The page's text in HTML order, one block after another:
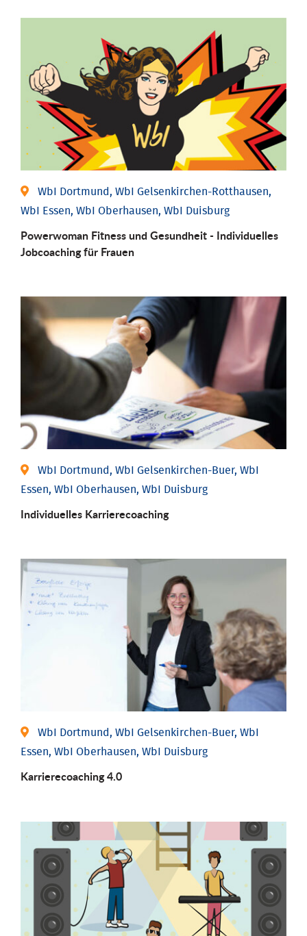
WbI Dortmund, WbI Gelsenkirchen-Rotthausen,
WbI Essen, WbI Oberhausen, WbI Duisburg
Powerwoman Fitness und Gesund­heit - Individu­elles
Job­coaching für Frauen
WbI Dortmund, WbI Gelsenkirchen-Buer, WbI
Essen, WbI Oberhausen, WbI Duisburg
Individu­elles Karrierecoaching
WbI Dortmund, WbI Gelsenkirchen-Buer, WbI
Essen, WbI Oberhausen, WbI Duisburg
Karriere­coaching 4.0